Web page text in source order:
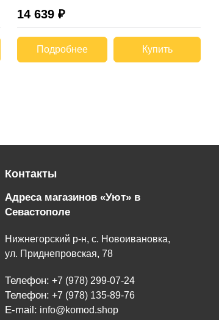
14 639 ₽
Подробнее Купить
Контакты
Адреса магазинов «Уют» в
Севастополе
Нижнегорский р-н, с. Новоивановка,
ул. Приднепровская, 78
Телефон: +7 (978) 299-07-24
Телефон: +7 (978) 135-89-76
E-mail: info@komod.shop